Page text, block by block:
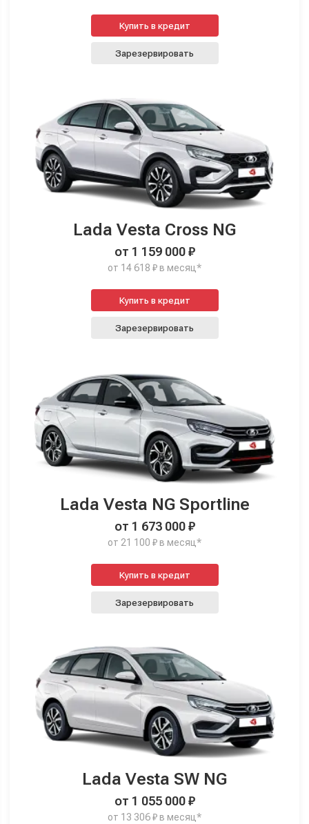
Купить в кредит
Зарезервировать
Lada Vesta Cross NG
от 1 159 000 ₽
от 14 618 ₽ в месяц*
Купить в кредит
Зарезервировать
Lada Vesta NG Sportline
от 1 673 000 ₽
от 21 100 ₽ в месяц*
Купить в кредит
Зарезервировать
Lada Vesta SW NG
от 1 055 000 ₽
от 13 306 ₽ в месяц*